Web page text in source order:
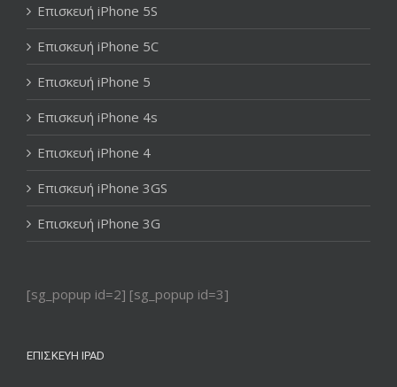
Επισκευή iPhone 5S
Επισκευή iPhone 5C
Επισκευή iPhone 5
Επισκευή iPhone 4s
Επισκευή iPhone 4
Επισκευή iPhone 3GS
Επισκευή iPhone 3G
[sg_popup id=2] [sg_popup id=3]
ΕΠΙΣΚΕΥΉ IPAD